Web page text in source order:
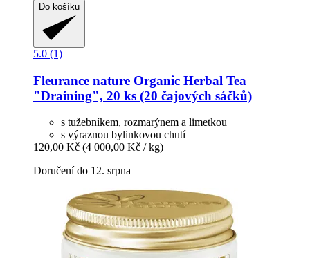
Do košíku
5.0 (1)
Fleurance nature Organic Herbal Tea
"Draining", 20 ks (20 čajových sáčků)
s tužebníkem, rozmarýnem a limetkou
s výraznou bylinkovou chutí
120,00 Kč (4 000,00 Kč / kg)
Doručení do 12. srpna